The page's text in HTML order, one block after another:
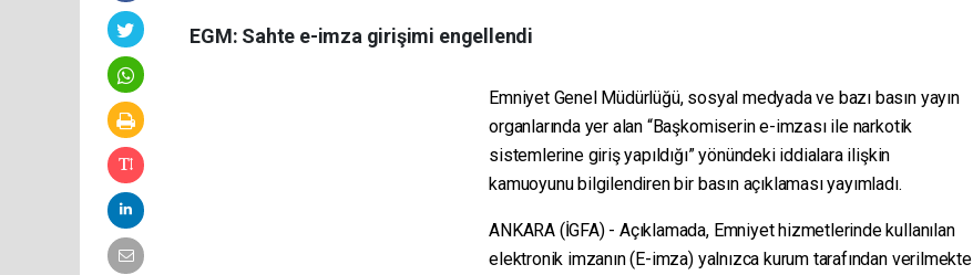
EGM: Sahte e-imza girişimi engellendi
Emniyet Genel Müdürlüğü, sosyal medyada ve bazı basın yayın
organlarında yer alan “Başkomiserin e-imzası ile narkotik
sistemlerine giriş yapıldığı” yönündeki iddialara ilişkin
kamuoyunu bilgilendiren bir basın açıklaması yayımladı.
ANKARA (İGFA) - Açıklamada, Emniyet hizmetlerinde kullanılan
elektronik imzanın (E-imza) yalnızca kurum tarafından verilmekte